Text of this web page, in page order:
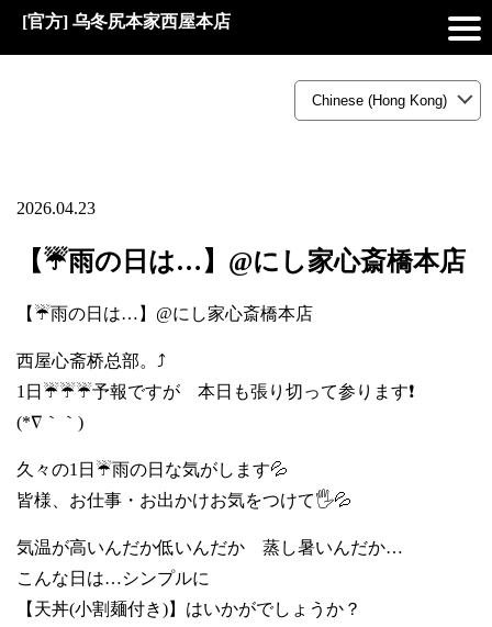
[官方] 乌冬尻本家西屋本店
2026.04.23
【☔雨の日は…】@にし家心斎橋本店
【☔雨の日は…】@にし家心斎橋本店
西屋心斋桥总部。⤴️
1日☔☔☔予報ですが 本日も張り切って参ります❗
(*∇｀｀)
久々の1日☔雨の日な気がします💦
皆様、お仕事・お出かけお気をつけて🖐💦
気温が高いんだか低いんだか 蒸し暑いんだか…
こんな日は…シンプルに
【天丼(小割麺付き)】はいかがでしょうか？